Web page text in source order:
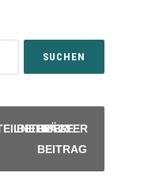
BEITRÄGE
LETZTER
BEITRAG